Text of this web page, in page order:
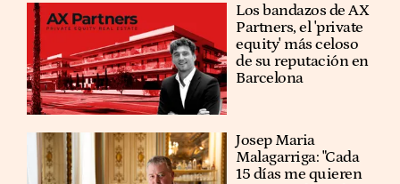
Los bandazos de AX
Partners, el 'private
equity' más celoso
de su reputación en
Barcelona
​​Josep Maria
Malagarriga: "Cada
15 días me quieren